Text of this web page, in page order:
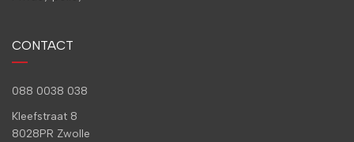
CONTACT
088 0038 038
Kleefstraat 8
8028PR Zwolle